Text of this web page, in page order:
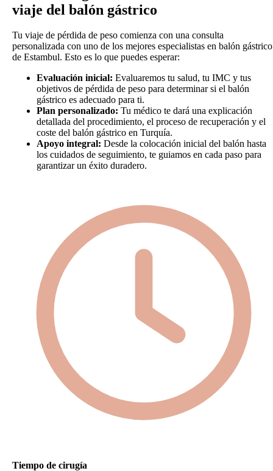
viaje del balón gástrico
Tu viaje de pérdida de peso comienza con una consulta
personalizada con uno de los mejores especialistas en balón gástrico
de Estambul. Esto es lo que puedes esperar:
Evaluación inicial: Evaluaremos tu salud, tu IMC y tus
objetivos de pérdida de peso para determinar si el balón
gástrico es adecuado para ti.
Plan personalizado: Tu médico te dará una explicación
detallada del procedimiento, el proceso de recuperación y el
coste del balón gástrico en Turquía.
Apoyo integral: Desde la colocación inicial del balón hasta
los cuidados de seguimiento, te guiamos en cada paso para
garantizar un éxito duradero.
Tiempo de cirugía